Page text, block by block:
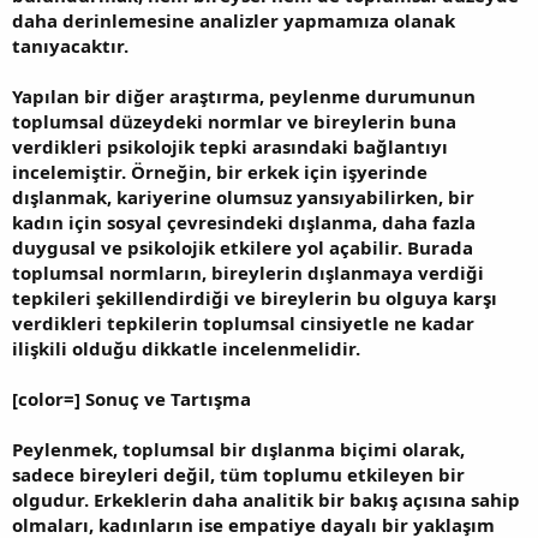
daha derinlemesine analizler yapmamıza olanak
tanıyacaktır.
Yapılan bir diğer araştırma, peylenme durumunun
toplumsal düzeydeki normlar ve bireylerin buna
verdikleri psikolojik tepki arasındaki bağlantıyı
incelemiştir. Örneğin, bir erkek için işyerinde
dışlanmak, kariyerine olumsuz yansıyabilirken, bir
kadın için sosyal çevresindeki dışlanma, daha fazla
duygusal ve psikolojik etkilere yol açabilir. Burada
toplumsal normların, bireylerin dışlanmaya verdiği
tepkileri şekillendirdiği ve bireylerin bu olguya karşı
verdikleri tepkilerin toplumsal cinsiyetle ne kadar
ilişkili olduğu dikkatle incelenmelidir.
[color=] Sonuç ve Tartışma
Peylenmek, toplumsal bir dışlanma biçimi olarak,
sadece bireyleri değil, tüm toplumu etkileyen bir
olgudur. Erkeklerin daha analitik bir bakış açısına sahip
olmaları, kadınların ise empatiye dayalı bir yaklaşım